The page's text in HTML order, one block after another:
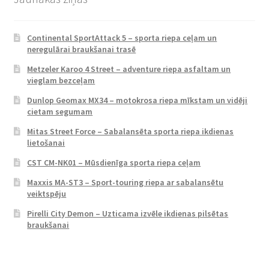
Continental SportAttack 5 – sporta riepa ceļam un
neregulārai braukšanai trasē
Metzeler Karoo 4 Street – adventure riepa asfaltam un
vieglam bezceļam
Dunlop Geomax MX34 – motokrosa riepa mīkstam un vidēji
cietam segumam
Mitas Street Force – Sabalansēta sporta riepa ikdienas
lietošanai
CST CM-NK01 – Mūsdienīga sporta riepa ceļam
Maxxis MA-ST3 – Sport-touring riepa ar sabalansētu
veiktspēju
Pirelli City Demon – Uzticama izvēle ikdienas pilsētas
braukšanai